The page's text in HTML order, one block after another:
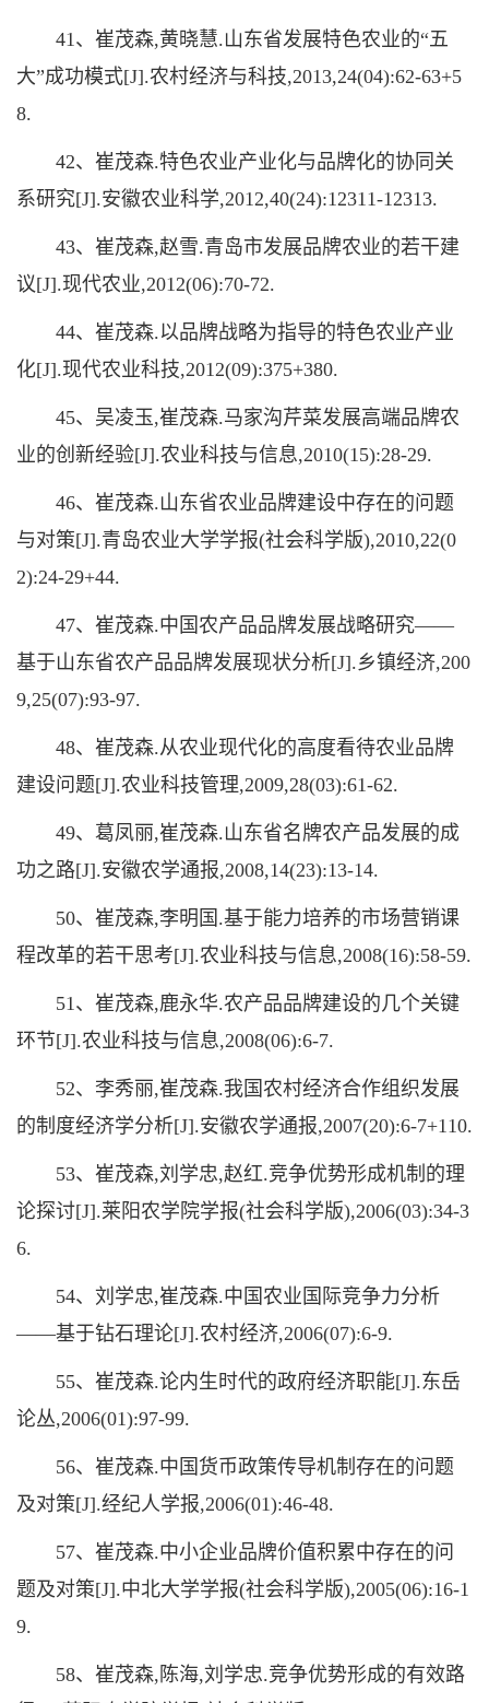
41、崔茂森,黄晓慧.山东省发展特色农业的“五
大”成功模式[J].农村经济与科技,2013,24(04):62-63+5
8.
42、崔茂森.特色农业产业化与品牌化的协同关
系研究[J].安徽农业科学,2012,40(24):12311-12313.
43、崔茂森,赵雪.青岛市发展品牌农业的若干建
议[J].现代农业,2012(06):70-72.
44、崔茂森.以品牌战略为指导的特色农业产业
化[J].现代农业科技,2012(09):375+380.
45、吴凌玉,崔茂森.马家沟芹菜发展高端品牌农
业的创新经验[J].农业科技与信息,2010(15):28-29.
46、崔茂森.山东省农业品牌建设中存在的问题
与对策[J].青岛农业大学学报(社会科学版),2010,22(0
2):24-29+44.
47、崔茂森.中国农产品品牌发展战略研究——
基于山东省农产品品牌发展现状分析[J].乡镇经济,200
9,25(07):93-97.
48、崔茂森.从农业现代化的高度看待农业品牌
建设问题[J].农业科技管理,2009,28(03):61-62.
49、葛凤丽,崔茂森.山东省名牌农产品发展的成
功之路[J].安徽农学通报,2008,14(23):13-14.
50、崔茂森,李明国.基于能力培养的市场营销课
程改革的若干思考[J].农业科技与信息,2008(16):58-59.
51、崔茂森,鹿永华.农产品品牌建设的几个关键
环节[J].农业科技与信息,2008(06):6-7.
52、李秀丽,崔茂森.我国农村经济合作组织发展
的制度经济学分析[J].安徽农学通报,2007(20):6-7+110.
53、崔茂森,刘学忠,赵红.竞争优势形成机制的理
论探讨[J].莱阳农学院学报(社会科学版),2006(03):34-3
6.
54、刘学忠,崔茂森.中国农业国际竞争力分析
——基于钻石理论[J].农村经济,2006(07):6-9.
55、崔茂森.论内生时代的政府经济职能[J].东岳
论丛,2006(01):97-99.
56、崔茂森.中国货币政策传导机制存在的问题
及对策[J].经纪人学报,2006(01):46-48.
57、崔茂森.中小企业品牌价值积累中存在的问
题及对策[J].中北大学学报(社会科学版),2005(06):16-1
9.
58、崔茂森,陈海,刘学忠.竞争优势形成的有效路